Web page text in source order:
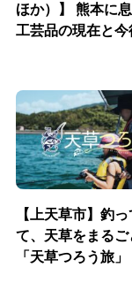
ほか）】 熊本に
工芸品の現在と
【上天草市】釣
て、天草をまるご
「天草つろう旅」